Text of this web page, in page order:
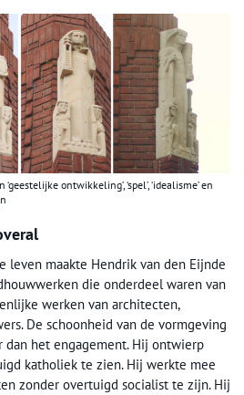
ontwikkeling’, ‘spel’, ‘idealisme’ en
leven maakte Hendrik van den Eijnde
die onderdeel waren van
werken van architecten,
De schoonheid van de vormgeving
dan het engagement. Hij ontwierp
katholiek te zien. Hij werkte mee
zonder overtuigd socialist te zijn. Hij